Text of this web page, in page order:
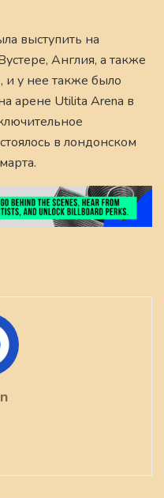
выступить на
Англия, а также
и у нее также было
арене Utilita Arena в
в лондонском